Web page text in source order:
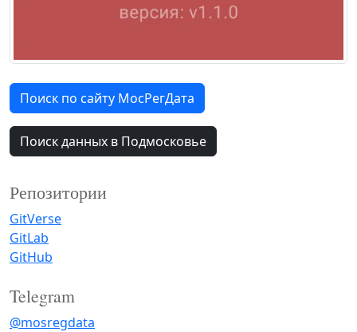
Поиск по сайту МосРегДата
Поиск данных в Подмосковье
Репозитории
GitVerse
GitLab
GitHub
Telegram
@mosregdata